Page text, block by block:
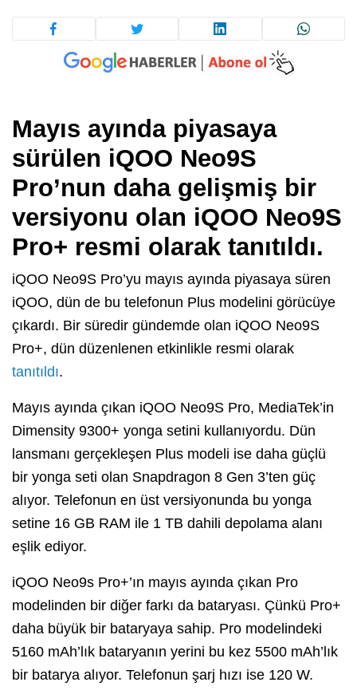
Mayıs ayında piyasaya
sürülen iQOO Neo9S
Pro’nun daha gelişmiş bir
versiyonu olan iQOO Neo9S
Pro+ resmi olarak tanıtıldı.
iQOO Neo9S Pro’yu mayıs ayında piyasaya süren
iQOO, dün de bu telefonun Plus modelini görücüye
çıkardı. Bir süredir gündemde olan iQOO Neo9S
Pro+, dün düzenlenen etkinlikle resmi olarak
tanıtıldı.
Mayıs ayında çıkan iQOO Neo9S Pro, MediaTek’in
Dimensity 9300+ yonga setini kullanıyordu. Dün
lansmanı gerçekleşen Plus modeli ise daha güçlü
bir yonga seti olan Snapdragon 8 Gen 3’ten güç
alıyor. Telefonun en üst versiyonunda bu yonga
setine 16 GB RAM ile 1 TB dahili depolama alanı
eşlik ediyor.
iQOO Neo9s Pro+’ın mayıs ayında çıkan Pro
modelinden bir diğer farkı da bataryası. Çünkü Pro+
daha büyük bir bataryaya sahip. Pro modelindeki
5160 mAh’lık bataryanın yerini bu kez 5500 mAh’lık
bir batarya alıyor. Telefonun şarj hızı ise 120 W.